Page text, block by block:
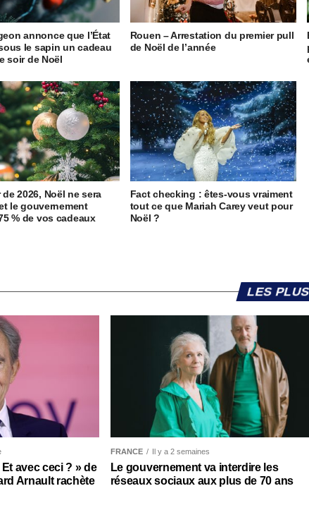
annonce que l’État
le sapin un cadeau
soir de Noël
Rouen – Arrestation du premier pull
de Noël de l’année
2026, Noël ne sera
le gouvernement
% de vos cadeaux
Fact checking : êtes-vous vraiment
tout ce que Mariah Carey veut pour
Noël ?
LES
avec ceci ? » de
Arnault rachète
FRANCE Il y a 2 semaines
Le gouvernement va interdire les
réseaux sociaux aux plus de 70 ans